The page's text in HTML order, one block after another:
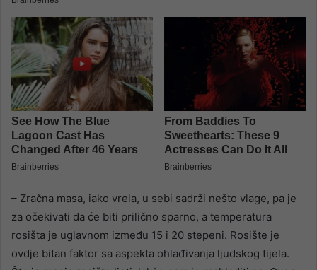
– Zračna masa, iako vrela, u sebi sadrži nešto vlage, pa je
za očekivati da će biti prilično sparno, a temperatura
rosišta je uglavnom između 15 i 20 stepeni. Rosište je
ovdje bitan faktor sa aspekta ohlađivanja ljudskog tijela.